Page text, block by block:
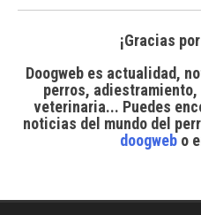
¡Gracias
Doogweb es actualidad,
perros,
veterinaria... Puedes
noticias del mundo del
doogweb o